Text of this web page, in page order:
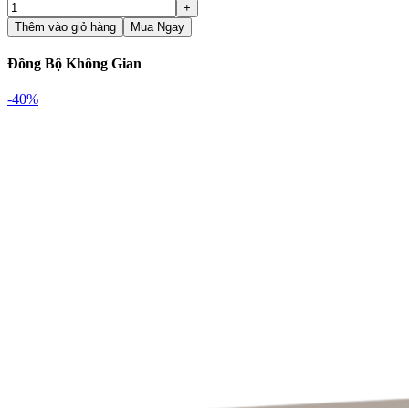
Thêm vào giỏ hàng Mua Ngay
Đồng Bộ Không Gian
-40%